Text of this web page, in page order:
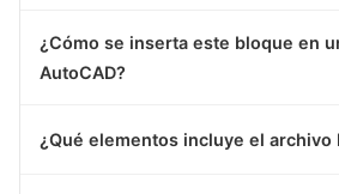
¿Cómo se inserta este bloque en
AutoCAD?
¿Qué elementos incluye el archivo